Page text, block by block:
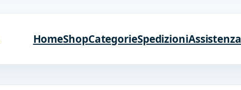
HomeShopCategorieSpedizioniAssistenza